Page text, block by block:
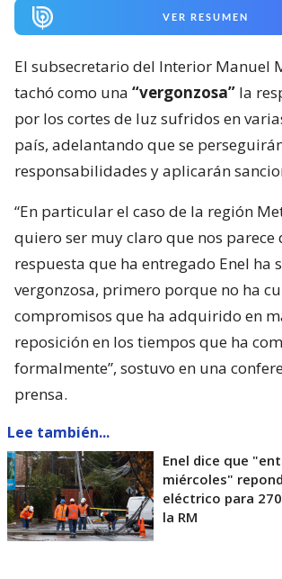
VER RESUMEN
El subsecretario del Interior Manuel
tachó como una “vergonzosa” la
por los cortes de luz sufridos en
país, adelantando que se
responsabilidades y aplicarán
“En particular el caso de la región
quiero ser muy claro que nos parece
respuesta que ha entregado Enel ha
vergonzosa, primero porque no ha
compromisos que ha adquirido en
reposición en los tiempos que ha
formalmente”, sostuvo en una
prensa.
Lee también...
Enel dice que
miércoles"
eléctrico para
la RM